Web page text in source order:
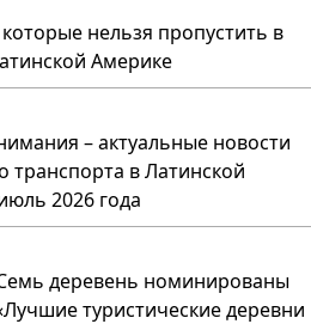
нельзя пропустить в
Америке
– актуальные новости
транспорта в Латинской
2026 года
деревень номинированы
туристические деревни